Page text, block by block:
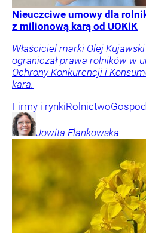
Nieuczciwe umowy dla
z milionową karą od UOKiK
Właściciel marki Olej
ograniczał prawa rolników w
Ochrony Konkurencji i
kara.
Firmy i rynkiRolnictwo
Jowita Flankowska